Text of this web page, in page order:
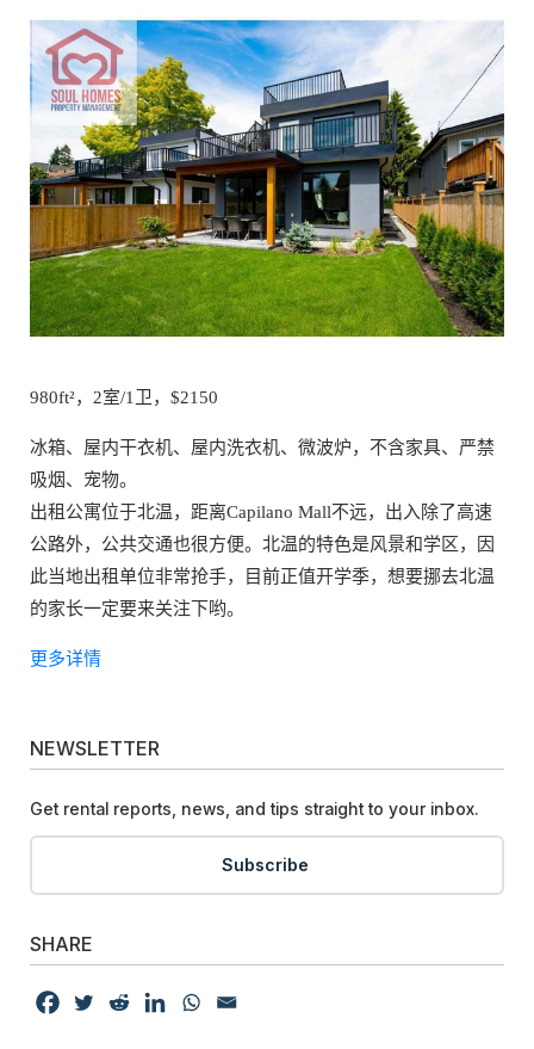
980ft²，2室/1卫，$2150
冰箱、屋内干衣机、屋内洗衣机、微波炉，不含家具、严禁
吸烟、宠物。
出租公寓位于北温，距离Capilano Mall不远，出入除了高速
公路外，公共交通也很方便。北温的特色是风景和学区，因
此当地出租单位非常抢手，目前正值开学季，想要挪去北温
的家长一定要来关注下哟。
更多详情
NEWSLETTER
Get rental reports, news, and tips straight to your inbox.
Subscribe
SHARE